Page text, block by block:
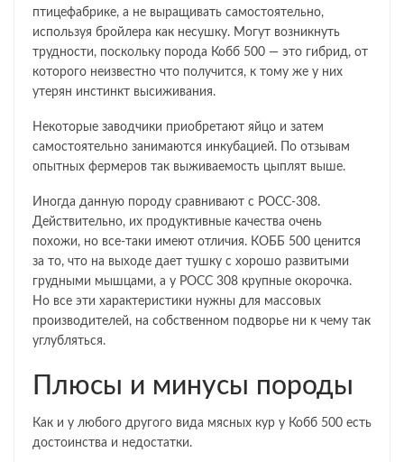
птицефабрике, а не выращивать самостоятельно,
используя бройлера как несушку. Могут возникнуть
трудности, поскольку порода Кобб 500 — это гибрид, от
которого неизвестно что получится, к тому же у них
утерян инстинкт высиживания.
Некоторые заводчики приобретают яйцо и затем
самостоятельно занимаются инкубацией. По отзывам
опытных фермеров так выживаемость цыплят выше.
Иногда данную породу сравнивают с РОСС-308.
Действительно, их продуктивные качества очень
похожи, но все-таки имеют отличия. КОББ 500 ценится
за то, что на выходе дает тушку с хорошо развитыми
грудными мышцами, а у РОСС 308 крупные окорочка.
Но все эти характеристики нужны для массовых
производителей, на собственном подворье ни к чему так
углубляться.
Плюсы и минусы породы
Как и у любого другого вида мясных кур у Кобб 500 есть
достоинства и недостатки.